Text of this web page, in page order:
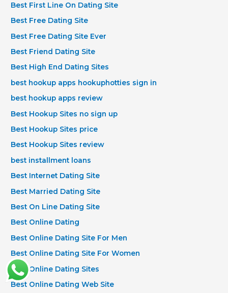
Best First Line On Dating Site
Best Free Dating Site
Best Free Dating Site Ever
Best Friend Dating Site
Best High End Dating Sites
best hookup apps hookuphotties sign in
best hookup apps review
Best Hookup Sites no sign up
Best Hookup Sites price
Best Hookup Sites review
best installment loans
Best Internet Dating Site
Best Married Dating Site
Best On Line Dating Site
Best Online Dating
Best Online Dating Site For Men
Best Online Dating Site For Women
Best Online Dating Sites
Best Online Dating Web Site